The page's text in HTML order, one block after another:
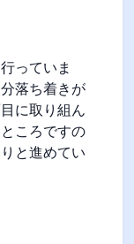
っていま
落ち着きが
に取り組ん
ころですの
と進めてい